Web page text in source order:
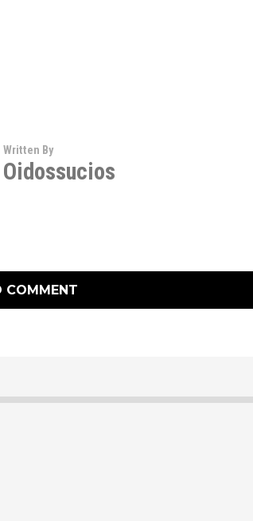
Written By
Oidossucios
COMMENT